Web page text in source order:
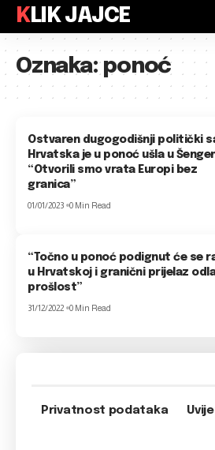
KLIK JAJCE
Oznaka:ponoć
Ostvaren dugogodišnji politički
Hrvatska je u ponoć ušla u
“Otvorili smo vrata Europi bez
granica”
01/01/2023 0 Min Read
“Točno u ponoć podignut će se
u Hrvatskoj i granični prijelaz
prošlost”
31/12/2022 0 Min Read
Privatnost podataka